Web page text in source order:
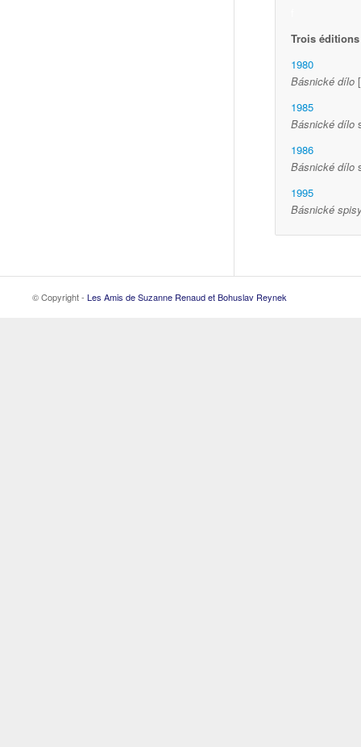
Trois
1980
Básnické dílo [
1985
Básnické dílo
1986
Básnické dílo
1995
Básnické
© Copyright - Les Amis de Suzanne Renaud et Bohuslav Reynek